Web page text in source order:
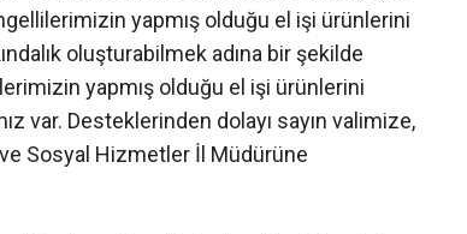
yapmış olduğu el işi ürünlerini
oluşturabilmek adına bir şekilde
yapmış olduğu el işi ürünlerini
var. Desteklerinden dolayı sayın valimize,
Sosyal Hizmetler İl Müdürüne